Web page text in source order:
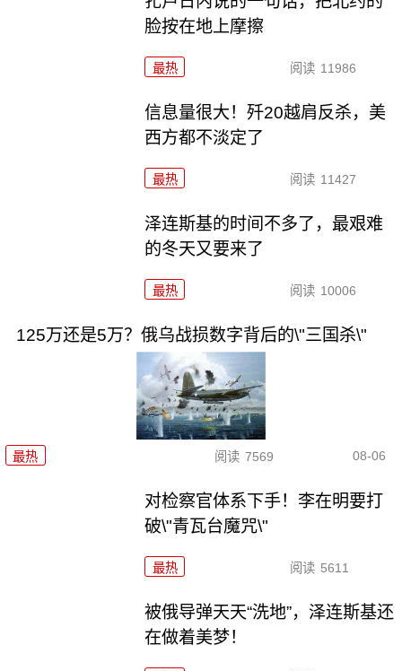
脸按在地上摩擦
最热 阅读 11986
信息量很大！歼20越肩反杀，美
西方都不淡定了
最热 阅读 11427
泽连斯基的时间不多了，最艰难
的冬天又要来了
最热 阅读 10006
125万还是5万？俄乌战损数字背后的\"三国杀\"
最热 阅读 7569 08-06
对检察官体系下手！李在明要打
破\"青瓦台魔咒\"
最热 阅读 5611
被俄导弹天天“洗地”，泽连斯基还
在做着美梦！